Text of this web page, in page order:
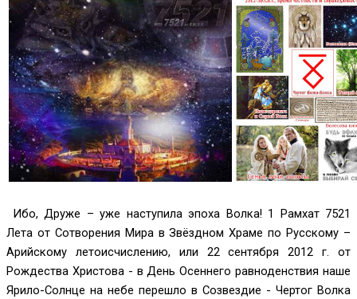
Ибо, Друже – уже наступила эпоха Волка! 1 Рамхат 7521
Лета от Сотворения Мира в Звёздном Храме по Русскому –
Арийскому летоисчислению, или 22 сентября 2012 г. от
Рождества Христова - в День Осеннего равноденствия наше
Ярило-Солнце на небе перешло в Созвездие - Чертог Волка